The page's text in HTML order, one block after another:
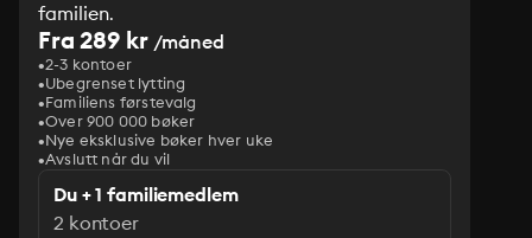
familien.
Fra 289 kr/måned
2-3 kontoer
Ubegrenset lytting
Familiens førstevalg
Over 900 000 bøker
Nye eksklusive bøker hver uke
Avslutt når du vil
Du + 1 familiemedlem
2 kontoer